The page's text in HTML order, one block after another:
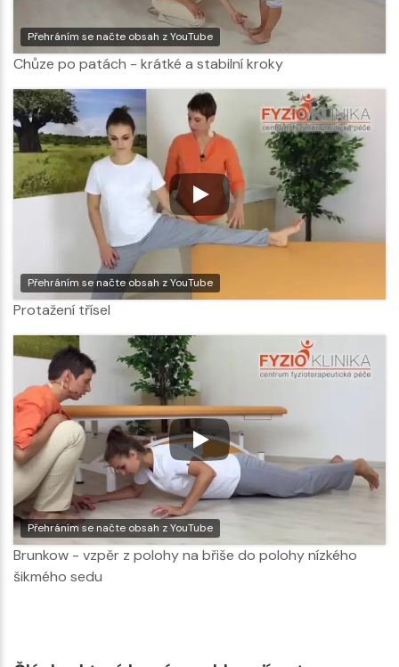
Přehráním se načte obsah z YouTube
Chůze po patách - krátké a stabilní kroky
Přehráním se načte obsah z YouTube
Protažení třísel
Přehráním se načte obsah z YouTube
Brunkow - vzpěr z polohy na břiše do polohy nízkého
šikmého sedu